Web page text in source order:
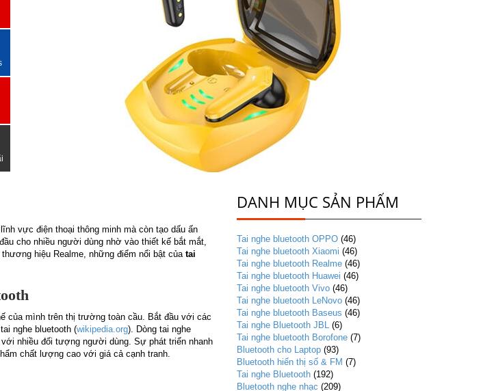
vực điện thoại thông minh mà còn tạo dấu ấn
cho nhiều người dùng nhờ vào thiết kế bắt mắt,
hiệu Realme, những điểm nổi bật của tai
của mình trên thị trường toàn cầu. Bắt đầu với các
nghe bluetooth (wikipedia.org). Dòng tai nghe
nhiều đối tượng người dùng. Sự phát triển nhanh
chất lượng cao với giá cả cạnh tranh.
DANH MỤC SẢN PHẨM
Tai nghe bluetooth OPPO (46)
Tai nghe bluetooth Xiaomi (46)
Tai nghe bluetooth Realme (46)
Tai nghe bluetooth Huawei (46)
Tai nghe bluetooth Vivo (46)
Tai nghe bluetooth LeNovo (46)
Tai nghe bluetooth Baseus (46)
Tai nghe Bluetooth JBL (6)
Tai nghe bluetooth Borofone (7)
Bluetooth cho Laptop (93)
Bluetooth hiển thị số & FM (7)
Tai nghe Bluetooth (192)
Bluetooth nghe nhạc (209)